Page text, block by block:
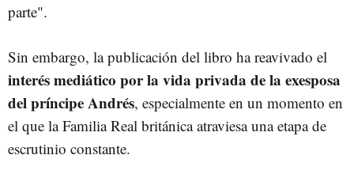
parte".
Sin embargo, la publicación del libro ha reavivado el
interés mediático por la vida privada de la exesposa
del príncipe Andrés, especialmente en un momento en
el que la Familia Real británica atraviesa una etapa de
escrutinio constante.